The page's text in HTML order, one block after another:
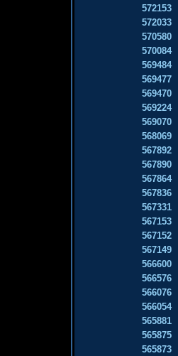
572153
572033
570580
570084
569484
569477
569470
569224
569070
568069
567892
567890
567864
567836
567331
567153
567152
567149
566600
566576
566076
566054
565881
565875
565873